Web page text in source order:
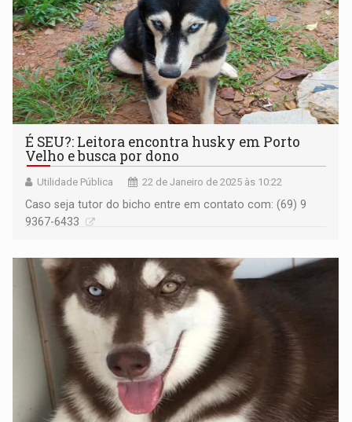
É SEU?: Leitora encontra husky em Porto
Velho e busca por dono
Utilidade Pública 22 de Janeiro de 2025 às 10:22
Caso seja tutor do bicho entre em contato com: (69) 9
9367-6433